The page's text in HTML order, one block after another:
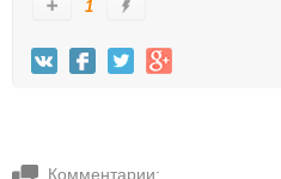
1
Комментарии: